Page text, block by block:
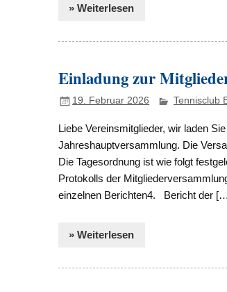
» Weiterlesen
Einladung zur
19. Februar 2026 Tennisclub
Liebe Vereinsmitglieder, wir laden
Jahreshauptversammlung. Die
Die Tagesordnung ist wie folgt
Protokolls der
einzelnen Berichten4. Bericht der
» Weiterlesen